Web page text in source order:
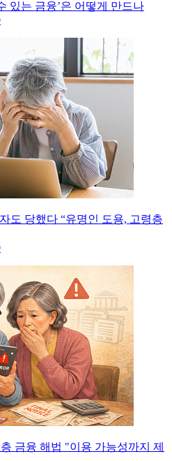
있는 금융’은 어떻게 만드나
도 당했다 “유명인 도용, 고령층
금융 해법 "이용 가능성까지 제